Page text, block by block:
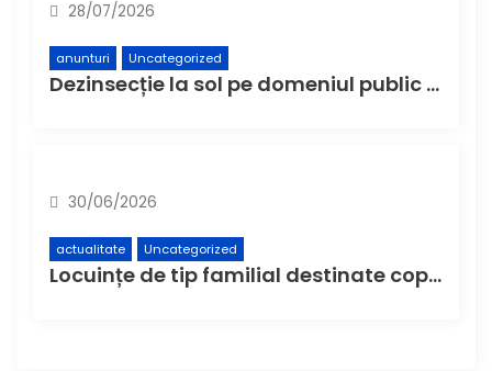
28/07/2026
anunturi Uncategorized
Dezinsecție la sol pe domeniul public din municipiul Buzău – Etapa a 4-a
30/06/2026
actualitate Uncategorized
Locuințe de tip familial destinate copiilor și tinerilor, construite și dotate printr-o asociere între CJ Buzău și Fundația „Hope and Homes for Children”